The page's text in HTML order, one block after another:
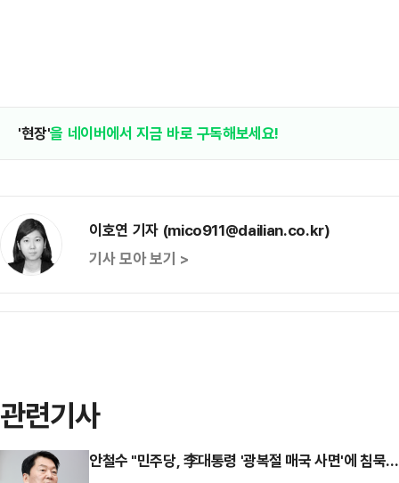
'현장'을 네이버에서 지금 바로 구독해보세요!
이호연 기자 (mico911@dailian.co.kr)
기사 모아 보기 >
관련기사
안철수 "민주당, 李대통령 '광복절 매국 사면'에 침묵